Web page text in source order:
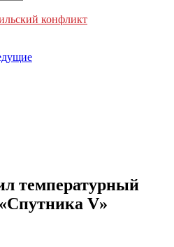
конфликт
температурный
V»